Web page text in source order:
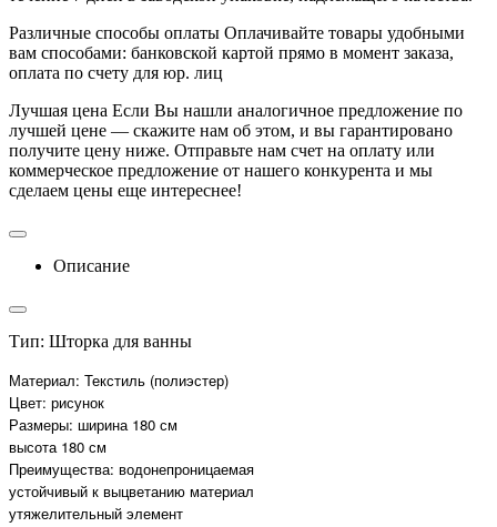
Различные способы оплаты Оплачивайте товары удобными
вам способами: банковской картой прямо в момент заказа,
оплата по счету для юр. лиц
Лучшая цена Если Вы нашли аналогичное предложение по
лучшей цене — скажите нам об этом, и вы гарантировано
получите цену ниже. Отправьте нам счет на оплату или
коммерческое предложение от нашего конкурента и мы
сделаем цены еще интереснее!
Описание
Тип: Шторка для ванны
Материал: Текстиль (полиэстер)
Цвет: рисунок
Размеры: ширина 180 см
высота 180 см
Преимущества: водонепроницаемая
устойчивый к выцветанию материал
утяжелительный элемент